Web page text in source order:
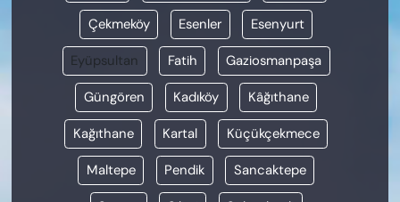
Çekmeköy Esenler Esenyurt
Eyüpsultan Fatih Gaziosmanpaşa
Güngören Kadıköy Kâğıthane
Kağıthane Kartal Küçükçekmece
Maltepe Pendik Sancaktepe